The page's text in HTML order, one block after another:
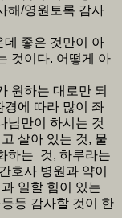
해/영원토록 감사
데 좋은 것만이 아
것이다. 어떻게 아
원하는 대로만 되
에 따라 많이 좌
님만이 하시는 것
살아 있는 것, 물
하는 것, 하루라는
호사 병원과 약이
일할 힘이 있는
등 감사할 것이 한